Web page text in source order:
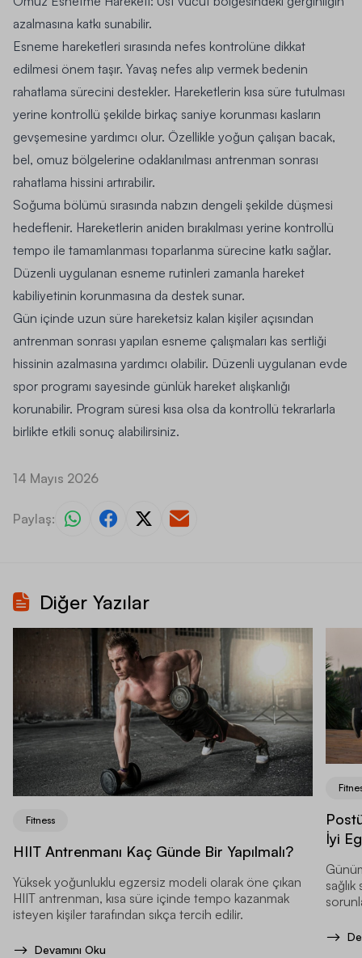
azalmasına katkı sunabilir.
Esneme hareketleri sırasında nefes kontrolüne dikkat
edilmesi önem taşır. Yavaş nefes alıp vermek bedenin
rahatlama sürecini destekler. Hareketlerin kısa süre tutulması
yerine kontrollü şekilde birkaç saniye korunması kasların
gevşemesine yardımcı olur. Özellikle yoğun çalışan bacak,
bel, omuz bölgelerine odaklanılması antrenman sonrası
rahatlama hissini artırabilir.
Soğuma bölümü sırasında nabzın dengeli şekilde düşmesi
hedeflenir. Hareketlerin aniden bırakılması yerine kontrollü
tempo ile tamamlanması toparlanma sürecine katkı sağlar.
Düzenli uygulanan esneme rutinleri zamanla hareket
kabiliyetinin korunmasına da destek sunar.
Gün içinde uzun süre hareketsiz kalan kişiler açısından
antrenman sonrası yapılan esneme çalışmaları kas sertliği
hissinin azalmasına yardımcı olabilir. Düzenli uygulanan evde
spor programı sayesinde günlük hareket alışkanlığı
korunabilir. Program süresi kısa olsa da kontrollü tekrarlarla
birlikte etkili sonuç alabilirsiniz.
14 Mayıs 2026
Paylaş:
Diğer Yazılar
Fitness
HIIT Antrenmanı Kaç Günde Bir Yapılmalı?
Yüksek yoğunluklu egzersiz modeli olarak öne çıkan
HIIT antrenman, kısa süre içinde tempo kazanmak
isteyen kişiler tarafından sıkça tercih edilir.
Devamını Oku
İyi